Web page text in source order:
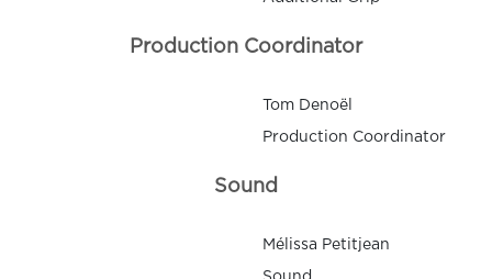
Production Coordinator
Tom Denoël
Production Coordinator
Sound
Mélissa Petitjean